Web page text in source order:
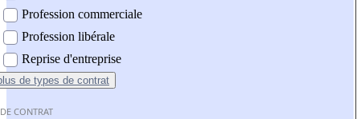
Profession commerciale
Profession libérale
Reprise d'entreprise
de types de contrat
CONTRAT